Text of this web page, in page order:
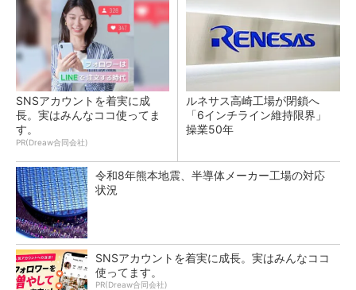
SNSアカウントを着実に成
長。実はみんなココ使ってま
す。
PR(Dreaw合同会社)
ルネサス高崎工場が閉鎖へ
「6インチライン維持限界」
操業50年
令和8年熊本地震、半導体メーカー工場の対応
状況
SNSアカウントを着実に成長。実はみんなココ
使ってます。
PR(Dreaw合同会社)